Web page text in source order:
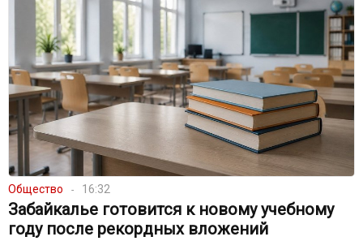
Общество 16:32
Забайкалье готовится к новому учебному
году после рекордных вложений